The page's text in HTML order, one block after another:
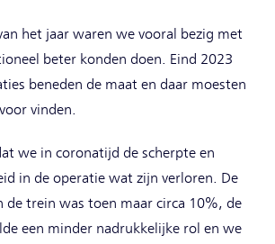
het jaar waren we vooral bezig met
beter konden doen. Eind 2023
beneden de maat en daar moesten
vinden.
we in coronatijd de scherpte en
in de operatie wat zijn verloren. De
de trein was toen maar circa 10%, de
een minder nadrukkelijke rol en we